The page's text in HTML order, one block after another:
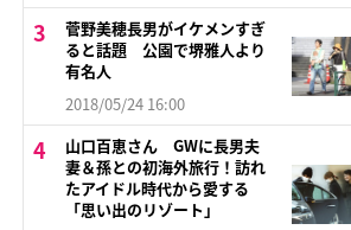
菅野美穂長男がイケメンすぎ
ると話題 公園で堺雅人より
有名人
2018/05/24 16:00
山口百恵さん GWに長男夫
妻＆孫との初海外旅行！訪れ
たアイドル時代から愛する
「思い出のリゾート」